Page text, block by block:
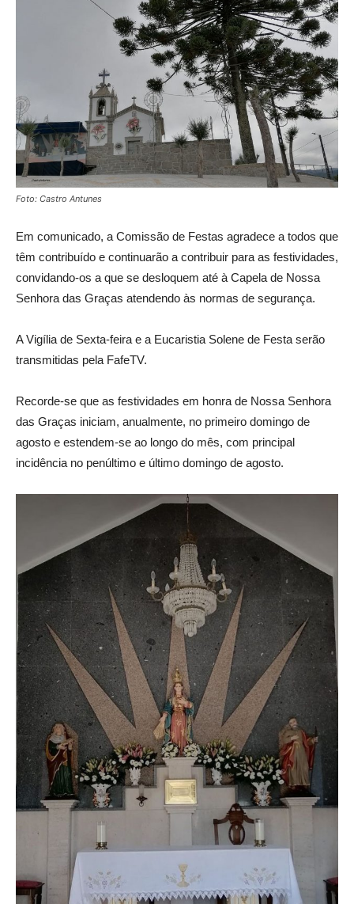
Foto: Castro Antunes
Em comunicado, a Comissão de Festas agradece a todos que
têm contribuído e continuarão a contribuir para as festividades,
convidando-os a que se desloquem até à Capela de Nossa
Senhora das Graças atendendo às normas de segurança.
A Vigília de Sexta-feira e a Eucaristia Solene de Festa serão
transmitidas pela FafeTV.
Recorde-se que as festividades em honra de Nossa Senhora
das Graças iniciam, anualmente, no primeiro domingo de
agosto e estendem-se ao longo do mês, com principal
incidência no penúltimo e último domingo de agosto.